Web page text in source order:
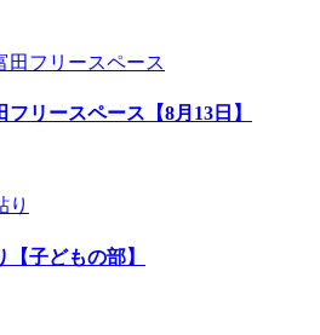
リースペース【8月13日】
子どもの部】